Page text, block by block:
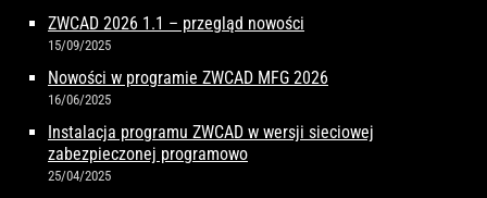
ZWCAD 2026 1.1 – przegląd nowości
15/09/2025
Nowości w programie ZWCAD MFG 2026
16/06/2025
Instalacja programu ZWCAD w wersji sieciowej
zabezpieczonej programowo
25/04/2025